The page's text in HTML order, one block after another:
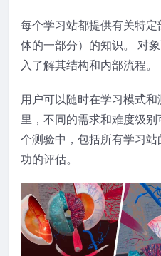
每个学习站都提供有关特
体的一部分）的知识。 对
入了解其结构和内部流程。
用户可以随时在学习模式
里，不同的需求和难度级
个测验中，包括所有学习
功的评估。